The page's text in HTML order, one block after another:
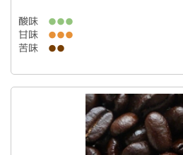
酸味 ●●●
甘味 ●●●
苦味 ●●